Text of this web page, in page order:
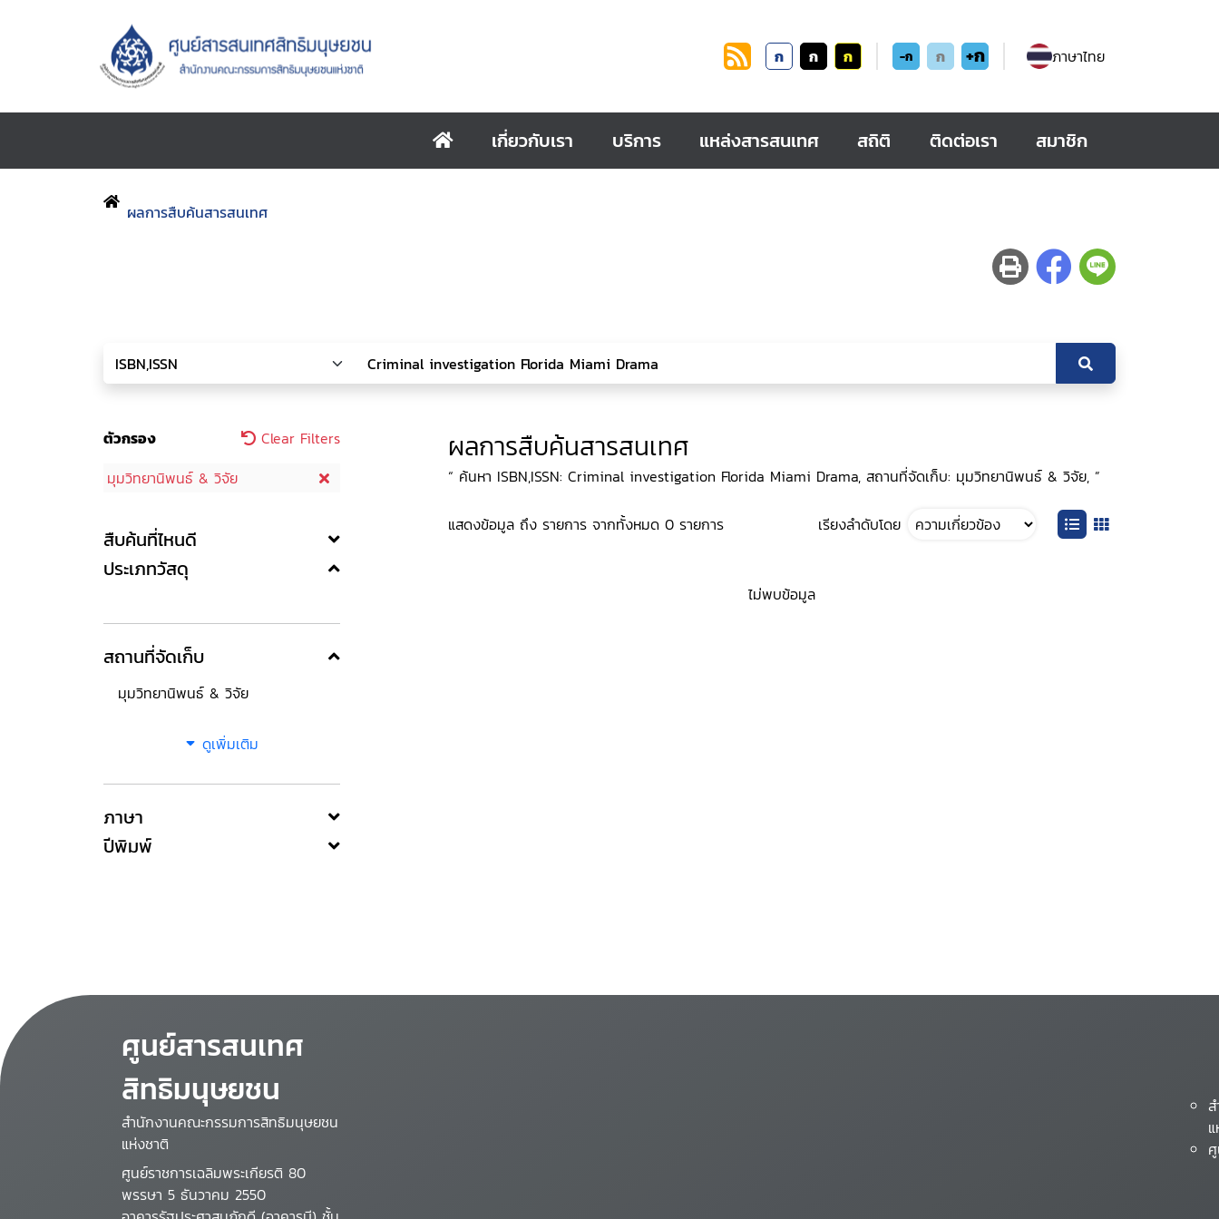
ก ก ก -ก ก +ก ภาษาไทย
เกี่ยวกับเรา บริการ แหล่งสารสนเทศ สถิติ ติดต่อเรา สมาชิก
ผลการสืบค้นสารสนเทศ
ตัวกรอง
Clear Filters
มุมวิทยานิพนธ์ & วิจัย
สืบค้นที่ไหนดี
ประเภทวัสดุ
สถานที่จัดเก็บ
มุมวิทยานิพนธ์ & วิจัย
ดูเพิ่มเติม
ภาษา
ปีพิมพ์
ผลการสืบค้นสารสนเทศ
“ ค้นหา ISBN,ISSN: Criminal investigation Florida Miami Drama, สถานที่จัดเก็บ: มุมวิทยานิพนธ์ & วิจัย, ”
แสดงข้อมูล ถึง รายการ จากทั้งหมด 0 รายการ เรียงลำดับโดย
ไม่พบข้อมูล
ศูนย์สารสนเทศ
สิทธิมนุษยชน
สำนักงานคณะกรรมการสิทธิมนุษยชน
แห่งชาติ
ศูนย์ราชการเฉลิมพระเกียรติ 80
พรรษา 5 ธันวาคม 2550